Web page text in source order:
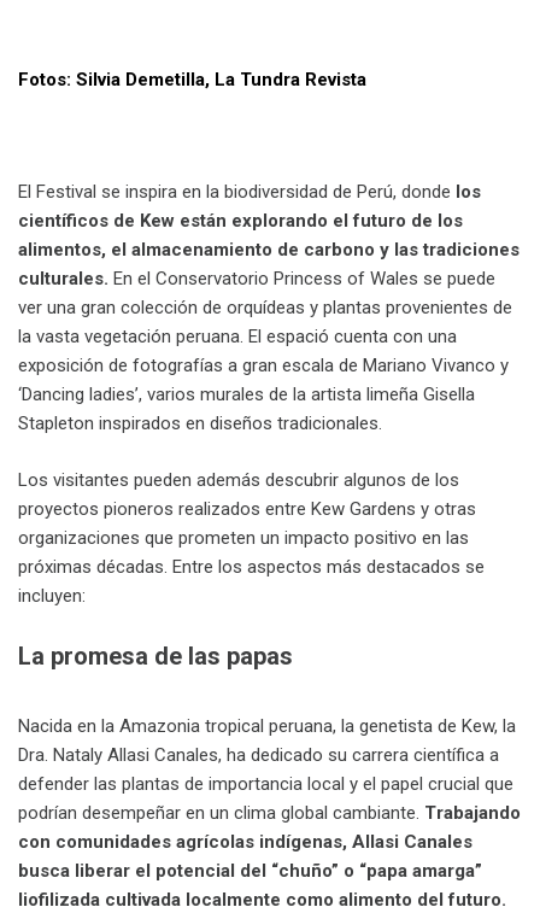
Fotos: Silvia Demetilla, La Tundra Revista
El Festival se inspira en la biodiversidad de Perú, donde los
científicos de Kew están explorando el futuro de los
alimentos, el almacenamiento de carbono y las tradiciones
culturales. En el Conservatorio Princess of Wales se puede
ver una gran colección de orquídeas y plantas provenientes de
la vasta vegetación peruana. El espació cuenta con una
exposición de fotografías a gran escala de Mariano Vivanco y
‘Dancing ladies’, varios murales de la artista limeña Gisella
Stapleton inspirados en diseños tradicionales.
Los visitantes pueden además descubrir algunos de los
proyectos pioneros realizados entre Kew Gardens y otras
organizaciones que prometen un impacto positivo en las
próximas décadas. Entre los aspectos más destacados se
incluyen:
La promesa de las papas
Nacida en la Amazonia tropical peruana, la genetista de Kew, la
Dra. Nataly Allasi Canales, ha dedicado su carrera científica a
defender las plantas de importancia local y el papel crucial que
podrían desempeñar en un clima global cambiante. Trabajando
con comunidades agrícolas indígenas, Allasi Canales
busca liberar el potencial del “chuño” o “papa amarga”
liofilizada cultivada localmente como alimento del futuro.